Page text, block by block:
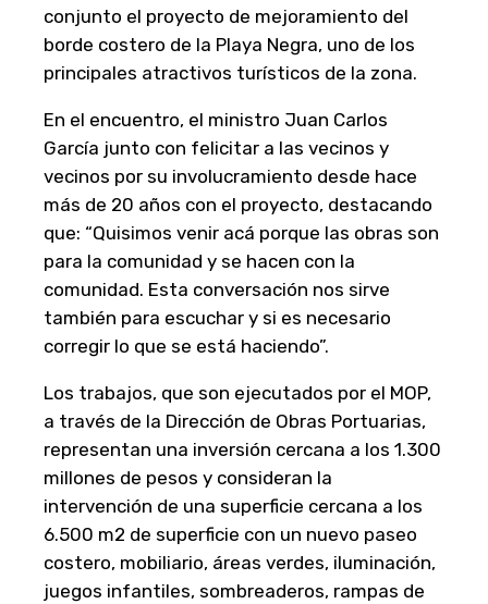
conjunto el proyecto de mejoramiento del
borde costero de la Playa Negra, uno de los
principales atractivos turísticos de la zona.
En el encuentro, el ministro Juan Carlos
García junto con felicitar a las vecinos y
vecinos por su involucramiento desde hace
más de 20 años con el proyecto, destacando
que: “Quisimos venir acá porque las obras son
para la comunidad y se hacen con la
comunidad. Esta conversación nos sirve
también para escuchar y si es necesario
corregir lo que se está haciendo”.
Los trabajos, que son ejecutados por el MOP,
a través de la Dirección de Obras Portuarias,
representan una inversión cercana a los 1.300
millones de pesos y consideran la
intervención de una superficie cercana a los
6.500 m2 de superficie con un nuevo paseo
costero, mobiliario, áreas verdes, iluminación,
juegos infantiles, sombreaderos, rampas de